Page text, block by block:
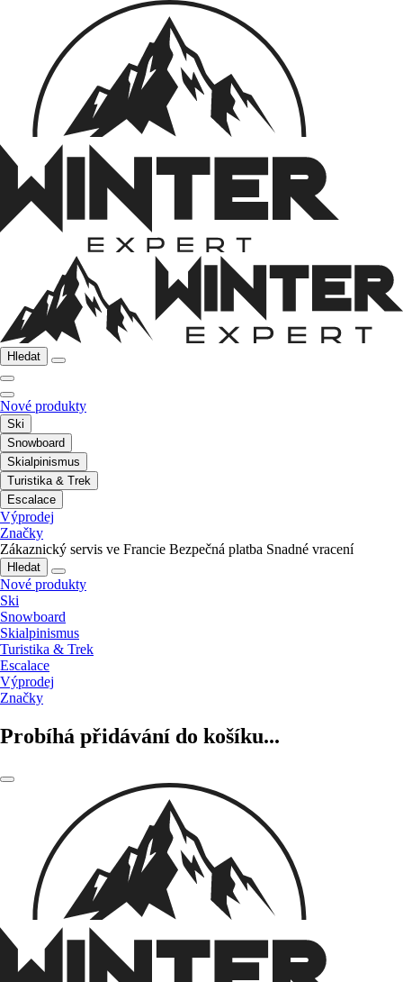
Hledat
Nové produkty
Ski
Snowboard
Skialpinismus
Turistika & Trek
Escalace
Výprodej
Značky
Zákaznický servis ve Francie Bezpečná platba Snadné vracení
Hledat
Nové produkty
Ski
Snowboard
Skialpinismus
Turistika & Trek
Escalace
Výprodej
Značky
Probíhá přidávání do košíku...